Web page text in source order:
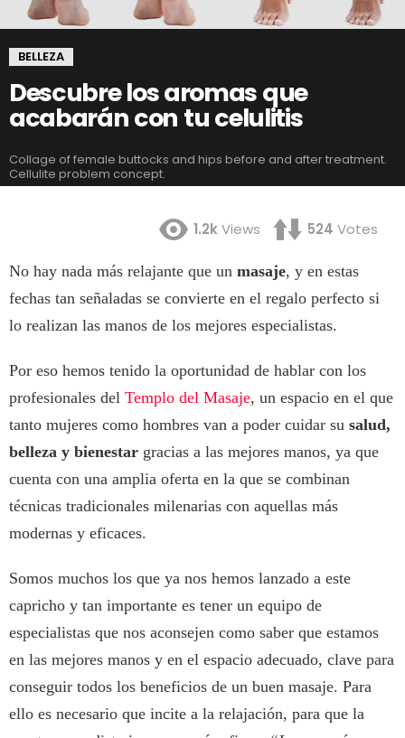
BELLEZA
Descubre los aromas que
acabarán con tu celulitis
Collage of female buttocks and hips before and after treatment.
Cellulite problem concept.
1.2kViews 524 Votes
No hay nada más relajante que un masaje, y en estas
fechas tan señaladas se convierte en el regalo perfecto si
lo realizan las manos de los mejores especialistas.
Por eso hemos tenido la oportunidad de hablar con los
profesionales del Templo del Masaje, un espacio en el que
tanto mujeres como hombres van a poder cuidar su salud,
belleza y bienestar gracias a las mejores manos, ya que
cuenta con una amplia oferta en la que se combinan
técnicas tradicionales milenarias con aquellas más
modernas y eficaces.
Somos muchos los que ya nos hemos lanzado a este
capricho y tan importante es tener un equipo de
especialistas que nos aconsejen como saber que estamos
en las mejores manos y en el espacio adecuado, clave para
conseguir todos los beneficios de un buen masaje. Para
ello es necesario que incite a la relajación, para que la